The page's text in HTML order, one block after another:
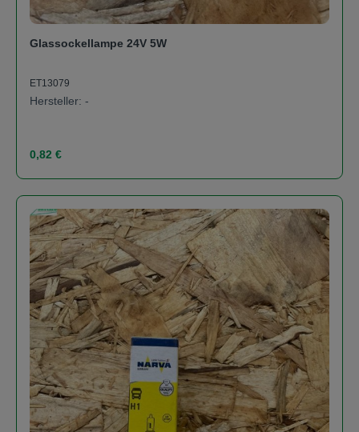
Glassockellampe 24V 5W
ET13079
Hersteller: -
Regulärer Preis:
0,82 €